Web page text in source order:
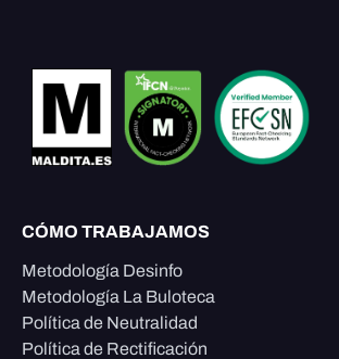
CÓMO TRABAJAMOS
Metodología Desinfo
Metodología La Buloteca
Política de Neutralidad
Política de Rectificación